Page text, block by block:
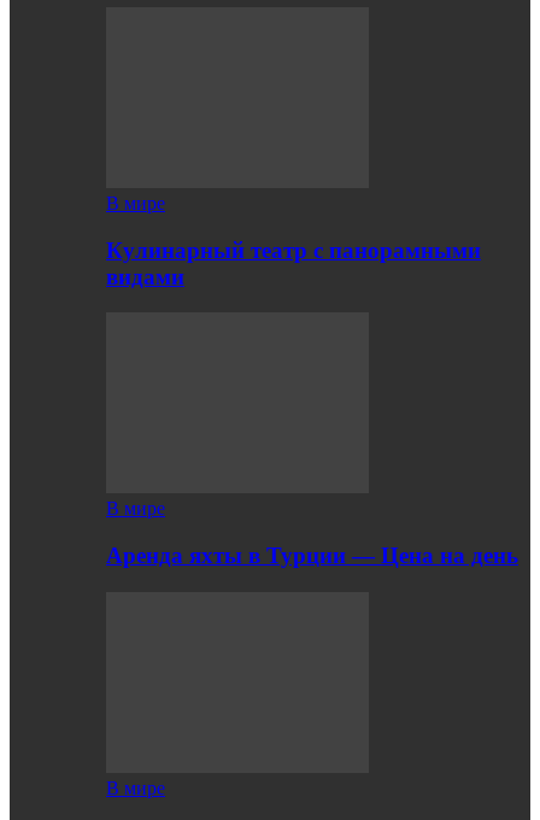
В мире
Кулинарный театр с панорамными
видами
В мире
Аренда яхты в Турции — Цена на день
В мире